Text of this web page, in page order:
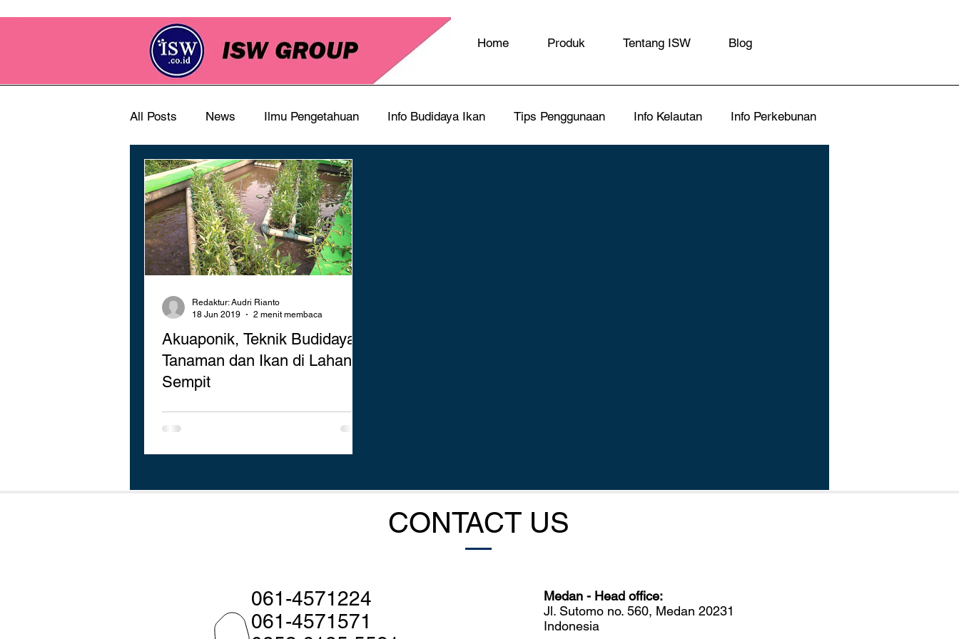
Home Produk Tentang ISW Blog
All Posts News Ilmu Pengetahuan Info Budidaya Ikan Tips Penggunaan Info Kelautan Info Perkebunan
Akuaponik, Teknik Budidaya
Tanaman dan Ikan di Lahan
Sempit
Redaktur: Audri Rianto
18 Jun 2019
2 menit membaca
CONTACT US
061-4571224
061-4571571
Medan - Head office:
Jl. Sutomo no. 560, Medan 20231
Indonesia